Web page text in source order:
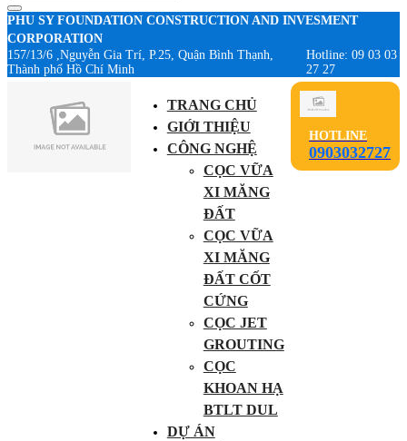
PHU SY FOUNDATION CONSTRUCTION AND INVESMENT
CORPORATION
157/13/6 ,Nguyễn Gia Trí, P.25, Quận Bình Thạnh,
Thành phố Hồ Chí Minh
Hotline: 09 03 03
27 27
TRANG CHỦ
GIỚI THIỆU
CÔNG NGHỆ
CỌC VỮA
XI MĂNG
ĐẤT
CỌC VỮA
XI MĂNG
ĐẤT CỐT
CỨNG
CỌC JET
GROUTING
CỌC
KHOAN HẠ
BTLT DUL
DỰ ÁN
HOTLINE
0903032727